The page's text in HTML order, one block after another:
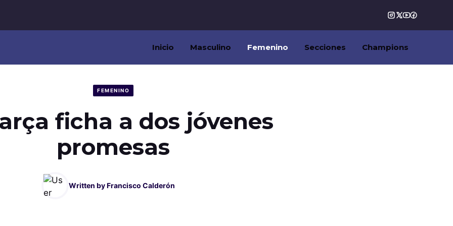
Inicio Masculino Femenino Secciones Champions
FEMENINO
ficha a dos jóvenes
promesas
Written byFrancisco Calderón